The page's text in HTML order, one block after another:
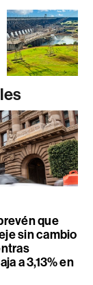
que
sin cambio
a 3,13% en